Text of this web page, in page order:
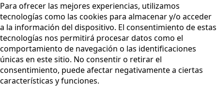
Para ofrecer las mejores experiencias, utilizamos
tecnologías como las cookies para almacenar y/o acceder
a la información del dispositivo. El consentimiento de estas
tecnologías nos permitirá procesar datos como el
comportamiento de navegación o las identificaciones
únicas en este sitio. No consentir o retirar el
consentimiento, puede afectar negativamente a ciertas
características y funciones.